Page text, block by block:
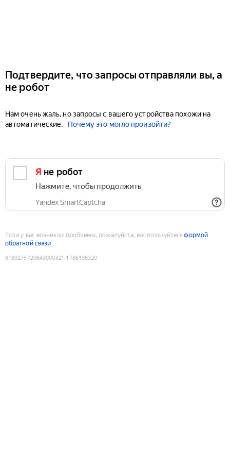
Подтвердите, что запросы отправляли вы, а
не робот
Нам очень жаль, но запросы с вашего устройства похожи на
автоматические.
Почему это могло произойти?
Я не робот
Нажмите, чтобы продолжить
Yandex SmartCaptcha
Если у вас возникли проблемы, пожалуйста, воспользуйтесьформой
обратной связи
9189275720643000321 :1786198320